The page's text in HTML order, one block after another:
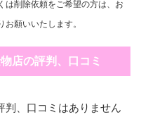
は削除依頼をご希望の方は、お
願いいたします。
店の評判、口コミ
判、口コミはありません